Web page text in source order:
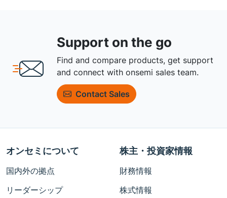
Support on the go
Find and compare products, get support
and connect with onsemi sales team.
Contact Sales
オンセミについて
国内外の拠点
リーダーシップ
株主・投資家情報
財務情報
株式情報